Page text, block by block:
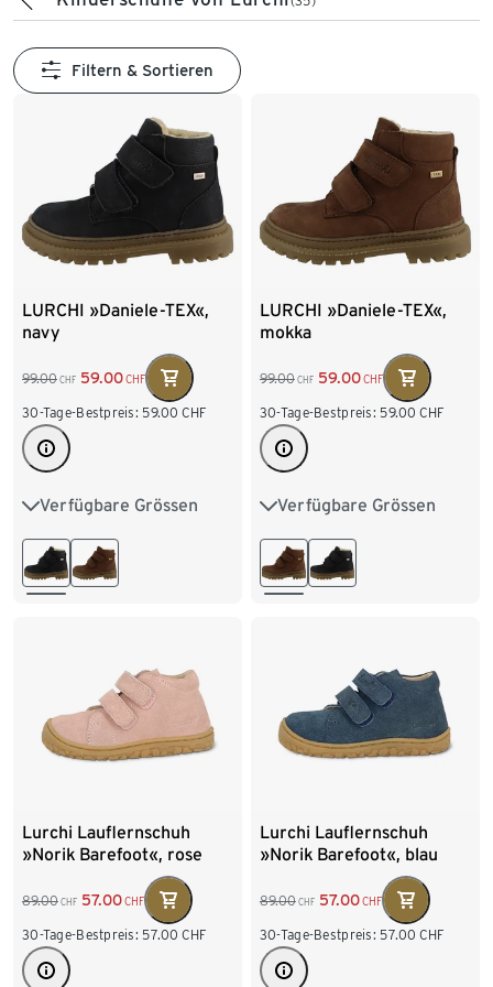
Filtern & Sortieren
LURCHI »Daniele-TEX«,
navy
99.00 CHF 59.00CHF
30-Tage-Bestpreis: 59.00 CHF
Verfügbare Grössen
28 29 30 31
32 33
LURCHI »Daniele-TEX«,
mokka
99.00 CHF 59.00CHF
30-Tage-Bestpreis: 59.00 CHF
Verfügbare Grössen
28 29 30 31
32 33
Lurchi Lauflernschuh
»Norik Barefoot«, rose
89.00 CHF 57.00CHF
30-Tage-Bestpreis: 57.00 CHF
Lurchi Lauflernschuh
»Norik Barefoot«, blau
89.00 CHF 57.00CHF
30-Tage-Bestpreis: 57.00 CHF